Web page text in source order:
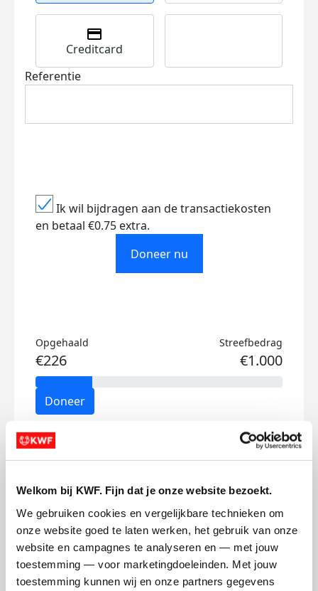
Welkom bij KWF. Fijn dat je onze website bezoekt.
We gebruiken cookies en vergelijkbare technieken om
onze website goed te laten werken, het gebruik van onze
website en campagnes te analyseren en — met jouw
toestemming — voor marketingdoeleinden. Met jouw
toestemming kunnen wij en onze partners gegevens
Creditcard
Referentie
Ik wil bijdragen aan de transactiekosten
en betaal €0.75 extra.
Doneer nu
Opgehaald
€226
Streefbedrag
€1.000
Doneer